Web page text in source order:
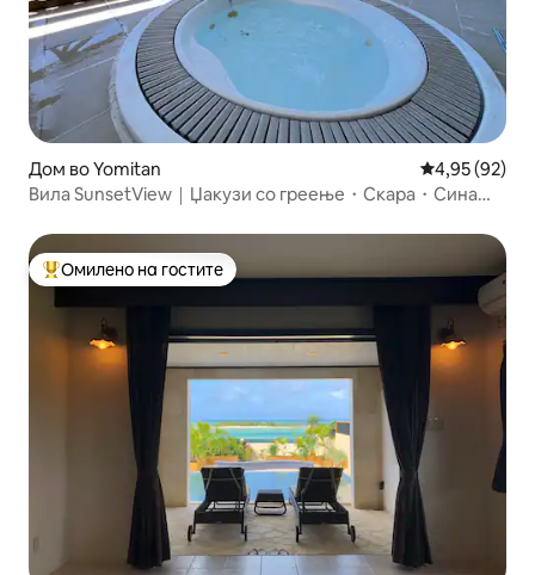
Дом во Yomitan Просечна
4,95 (92)
Вила SunsetView｜Џакузи со греење・Скара・Сина
Меѓу најуспешните „Омилени на гостите“
Омилено на гостите